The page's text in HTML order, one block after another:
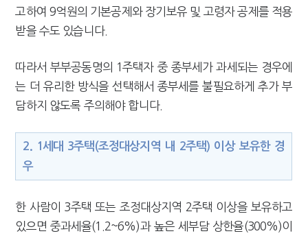
고하여 9억원의 기본공제와 장기보유 및 고령자 공제를 적용
받을 수도 있습니다.
따라서 부부공동명의 1주택자 중 종부세가 과세되는 경우에
는 더 유리한 방식을 선택해서 종부세를 불필요하게 추가 부
담하지 않도록 주의해야 합니다.
2. 1세대 3주택(조정대상지역 내 2주택) 이상 보유한 경
우
한 사람이 3주택 또는 조정대상지역 2주택 이상을 보유하고
있으면 중과세율(1.2~6%)과 높은 세부담 상한율(300%)이